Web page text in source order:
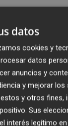
datos
cookies y
datos
anuncios y
y mejorar los
y otros fines,
Sus
interés legítimo